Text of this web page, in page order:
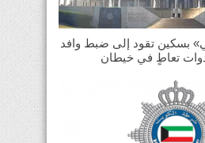
بسكين تقود إلى ضبط وافد
تعاطٍ في خيطان